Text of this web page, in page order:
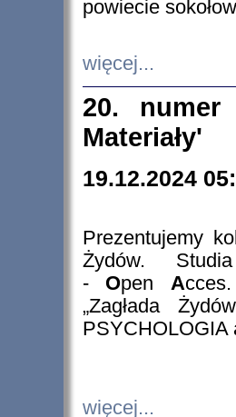
powiecie
więcej...
20. numer
Materiały'
19.12.2024
Prezentujemy
Żydów.
- Open A
„Zagłada
PSYCHOLOGIA
więcej...